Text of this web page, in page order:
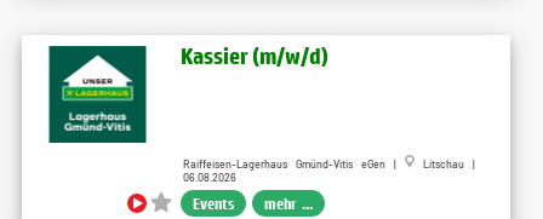
Kassier (m/w/d)
Raiffeisen-Lagerhaus Gmünd-Vitis eGen |
Litschau |
06.08.2026
Events mehr ...